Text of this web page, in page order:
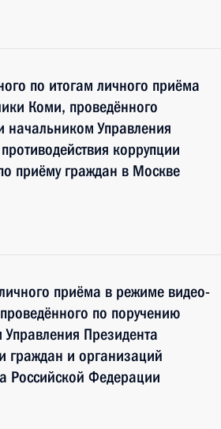
по итогам личного приёма
Коми, проведённого
начальником Управления
коррупции
приёму граждан в Москве
приёма в режиме видео-
по поручению
Президента
граждан и организаций
Российской Федерации